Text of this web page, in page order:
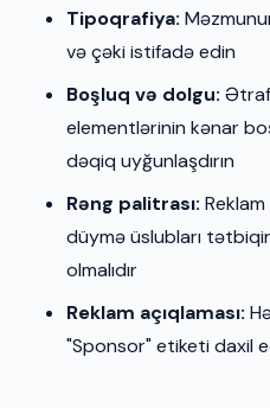
Tipoqrafiya:
və çəki istifadə edin
Boşluq və dolgu:
elementlərinin kənar
dəqiq uyğunlaşdırın
Rəng palitrası:
düymə üslubları
olmalıdır
Reklam açıqlaması:
"Sponsor" etiketi daxil